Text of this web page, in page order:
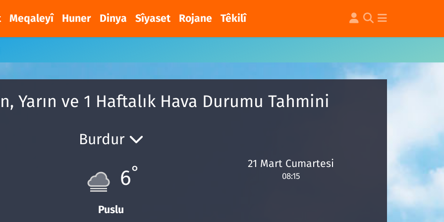
Meqaleyî Huner Dinya Sîyaset Rojane Têkilî
Yarın ve 1 Haftalık Hava Durumu Tahmini
Burdur
6°
Puslu
21 Mart Cumartesi
08:15